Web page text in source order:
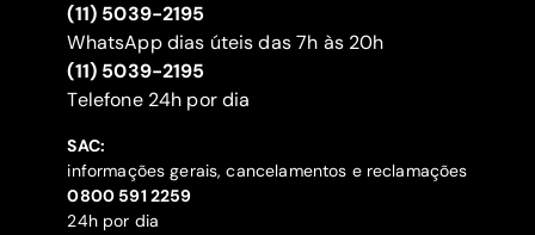
(11) 5039-2195
WhatsApp dias úteis das 7h às 20h
(11) 5039-2195
‍Telefone 24h por dia
SAC:
informações gerais, cancelamentos e reclamações
‍0800 591 2259
24h por dia